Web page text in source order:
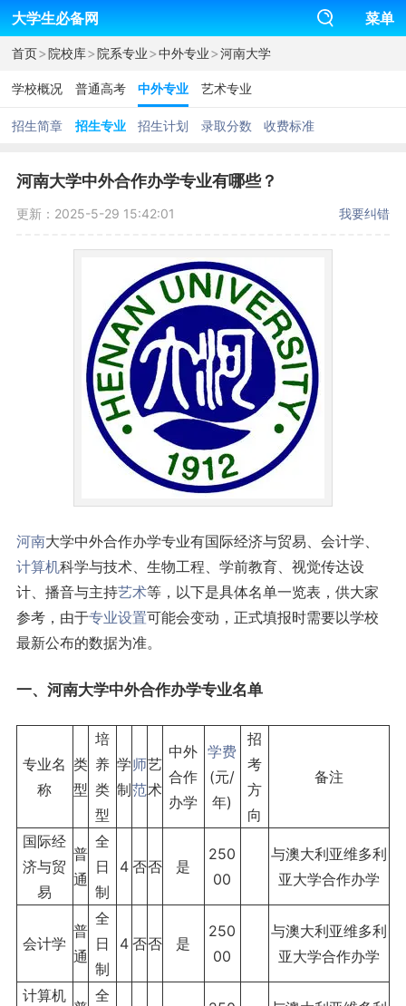
大学生必备网 菜单
首页>院校库>院系专业>中外专业>河南大学
学校概况 普通高考 中外专业 艺术专业
招生简章 招生专业 招生计划 录取分数 收费标准
河南大学中外合作办学专业有哪些？
更新：2025-5-29 15:42:01 我要纠错
河南大学中外合作办学专业有国际经济与贸易、会计学、
计算机科学与技术、生物工程、学前教育、视觉传达设
计、播音与主持艺术等，以下是具体名单一览表，供大家
参考，由于专业设置可能会变动，正式填报时需要以学校
最新公布的数据为准。
一、河南大学中外合作办学专业名单
专业名
称
类
型
培
养
类
型
学
制
师
范
艺
术
中外
合作
办学
学费
(元/
年)
招
考
方
向
备注
国际经
济与贸
易
普
通
全
日
制
4 否否 是
250
00
与澳大利亚维多利
亚大学合作办学
会计学
普
通
全
日
制
4 否否 是
250
00
与澳大利亚维多利
亚大学合作办学
计算机
全